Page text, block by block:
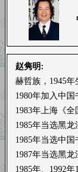
赵隽明:
赫哲族，1945年
1980年加入中国
1983年上海《全
1985年当选黑龙
1985年当选中国
1987年当选黑龙
1985年、1992